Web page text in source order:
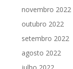
novembro 2022
outubro 2022
setembro 2022
agosto 2022